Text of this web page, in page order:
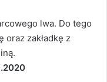
lwa. Do tego
oraz zakładkę z